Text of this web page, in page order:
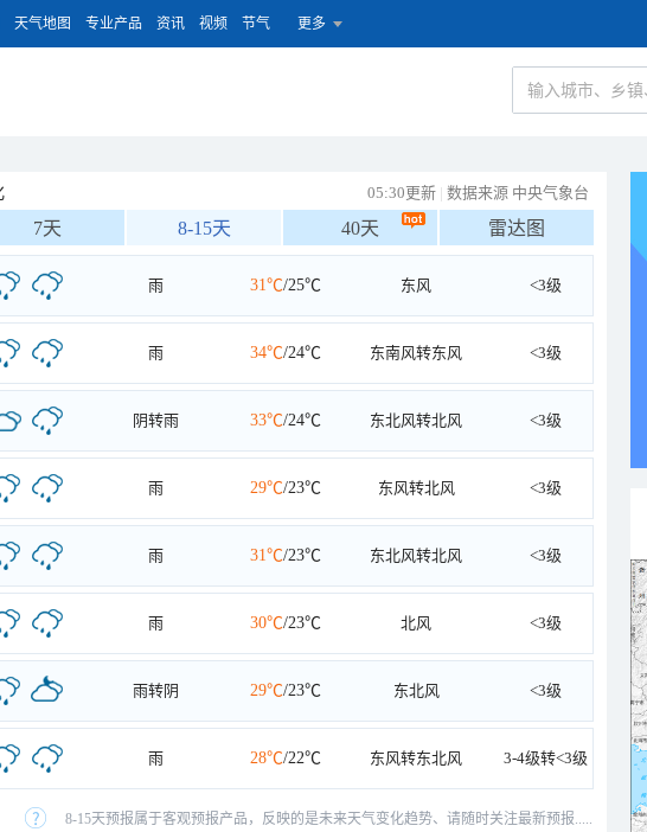
天气地图 专业产品 资讯 视频 节气 更多
05:30更新 | 数据来源 中央气象台
7天 8-15天 40天 雷达图
雨 31℃/25℃ 东风 <3级
雨 34℃/24℃ 东南风转东风 <3级
阴转雨 33℃/24℃ 东北风转北风 <3级
雨 29℃/23℃ 东风转北风 <3级
雨 31℃/23℃ 东北风转北风 <3级
雨 30℃/23℃ 北风 <3级
雨转阴 29℃/23℃ 东北风 <3级
雨 28℃/22℃ 东风转东北风 3-4级转<3级
8-15天预报属于客观预报产品，反映的是未来天气变化趋势、请随时关注最新预报.....